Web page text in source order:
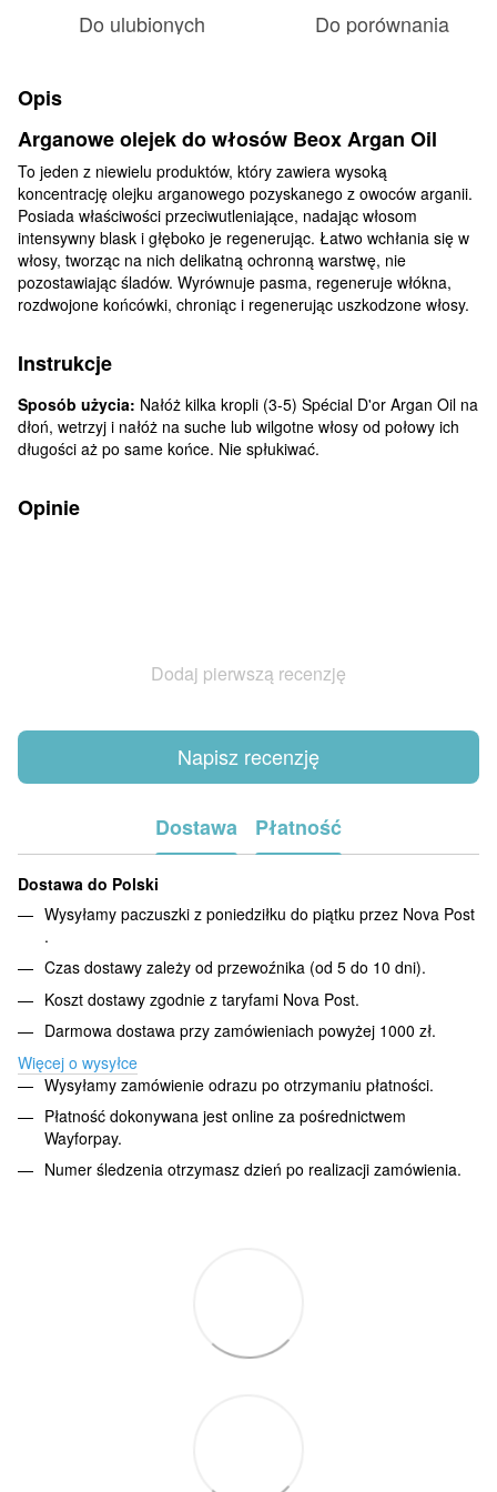
Do ulubionych Do porównania
Opis
Arganowe olejek do włosów Beox Argan Oil
To jeden z niewielu produktów, który zawiera wysoką
koncentrację olejku arganowego pozyskanego z owoców arganii.
Posiada właściwości przeciwutleniające, nadając włosom
intensywny blask i głęboko je regenerując. Łatwo wchłania się w
włosy, tworząc na nich delikatną ochronną warstwę, nie
pozostawiając śladów. Wyrównuje pasma, regeneruje włókna,
rozdwojone końcówki, chroniąc i regenerując uszkodzone włosy.
Instrukcje
Sposób użycia: Nałóż kilka kropli (3-5) Spécial D'or Argan Oil na
dłoń, wetrzyj i nałóż na suche lub wilgotne włosy od połowy ich
długości aż po same końce. Nie spłukiwać.
Opinie
Dodaj pierwszą recenzję
Napisz recenzję
Dostawa Płatność
Dostawa do Polski
Wysyłamy paczuszki z poniedziłku do piątku przez Nova Post
.
Czas dostawy zależy od przewoźnika (od 5 do 10 dni).
Koszt dostawy zgodnie z taryfami Nova Post.
Darmowa dostawa przy zamówieniach powyżej 1000 zł.
Więcej o wysyłce
Wysyłamy zamówienie odrazu po otrzymaniu płatności.
Płatność dokonywana jest online za pośrednictwem
Wayforpay.
Numer śledzenia otrzymasz dzień po realizacji zamówienia.